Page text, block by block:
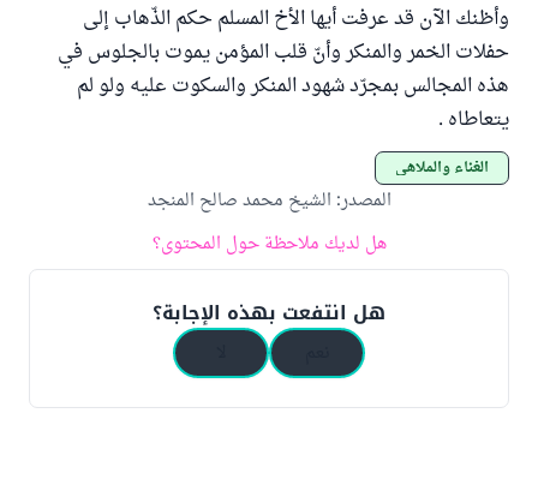
وأظنك الآن قد عرفت أيها الأخ المسلم حكم الذّهاب إلى
حفلات الخمر والمنكر وأنّ قلب المؤمن يموت بالجلوس في
هذه المجالس بمجرّد شهود المنكر والسكوت عليه ولو لم
يتعاطاه .
الغناء والملاهي
المصدر: الشيخ محمد صالح المنجد
هل لديك ملاحظة حول المحتوى؟
هل انتفعت بهذه الإجابة؟